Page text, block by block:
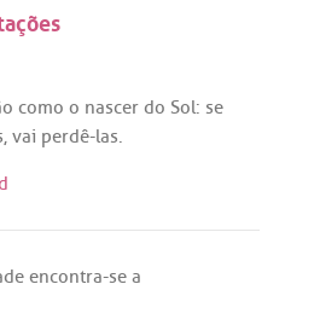
como o nascer do Sol: se
, vai perdê-las.
encontra-se a